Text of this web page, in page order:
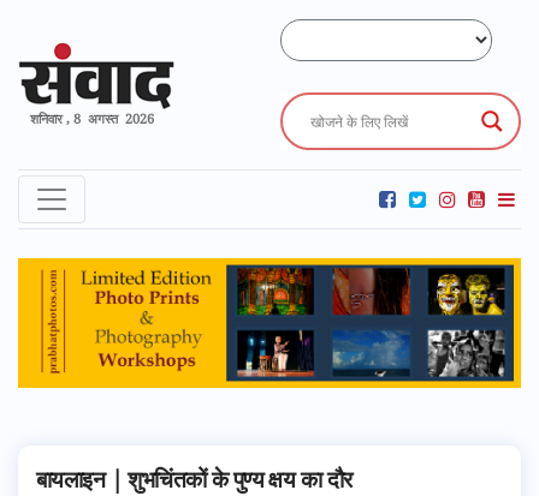
शनिवार , 8 अगस्त 2026
बायलाइन | शुभचिंतकों के पुण्य क्षय का दौर